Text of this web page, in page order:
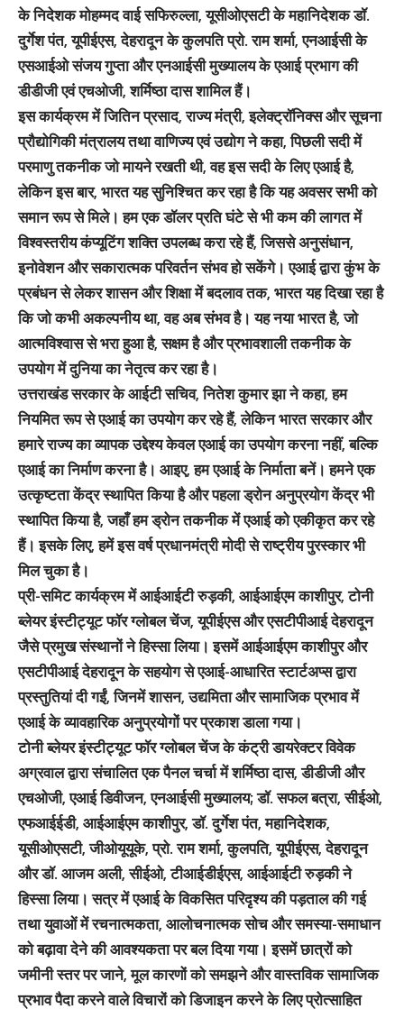
के निदेशक मोहम्मद वाई सफिरुल्ला, यूसीओएसटी के महानिदेशक डॉ.
दुर्गेश पंत, यूपीईएस, देहरादून के कुलपति प्रो. राम शर्मा, एनआईसी के
एसआईओ संजय गुप्ता और एनआईसी मुख्यालय के एआई प्रभाग की
डीडीजी एवं एचओजी, शर्मिष्ठा दास शामिल हैं।
इस कार्यक्रम में जितिन प्रसाद, राज्य मंत्री, इलेक्ट्रॉनिक्स और सूचना
प्रौद्योगिकी मंत्रालय तथा वाणिज्य एवं उद्योग ने कहा, पिछली सदी में
परमाणु तकनीक जो मायने रखती थी, वह इस सदी के लिए एआई है,
लेकिन इस बार, भारत यह सुनिश्चित कर रहा है कि यह अवसर सभी को
समान रूप से मिले। हम एक डॉलर प्रति घंटे से भी कम की लागत में
विश्वस्तरीय कंप्यूटिंग शक्ति उपलब्ध करा रहे हैं, जिससे अनुसंधान,
इनोवेशन और सकारात्मक परिवर्तन संभव हो सकेंगे। एआई द्वारा कुंभ के
प्रबंधन से लेकर शासन और शिक्षा में बदलाव तक, भारत यह दिखा रहा है
कि जो कभी अकल्पनीय था, वह अब संभव है। यह नया भारत है, जो
आत्मविश्वास से भरा हुआ है, सक्षम है और प्रभावशाली तकनीक के
उपयोग में दुनिया का नेतृत्व कर रहा है।
उत्तराखंड सरकार के आईटी सचिव, नितेश कुमार झा ने कहा, हम
नियमित रूप से एआई का उपयोग कर रहे हैं, लेकिन भारत सरकार और
हमारे राज्य का व्यापक उद्देश्य केवल एआई का उपयोग करना नहीं, बल्कि
एआई का निर्माण करना है। आइए, हम एआई के निर्माता बनें। हमने एक
उत्कृष्टता केंद्र स्थापित किया है और पहला ड्रोन अनुप्रयोग केंद्र भी
स्थापित किया है, जहाँ हम ड्रोन तकनीक में एआई को एकीकृत कर रहे
हैं। इसके लिए, हमें इस वर्ष प्रधानमंत्री मोदी से राष्ट्रीय पुरस्कार भी
मिल चुका है।
प्री-समिट कार्यक्रम में आईआईटी रुड़की, आईआईएम काशीपुर, टोनी
ब्लेयर इंस्टीट्यूट फॉर ग्लोबल चेंज, यूपीईएस और एसटीपीआई देहरादून
जैसे प्रमुख संस्थानों ने हिस्सा लिया। इसमें आईआईएम काशीपुर और
एसटीपीआई देहरादून के सहयोग से एआई-आधारित स्टार्टअप्स द्वारा
प्रस्तुतियां दी गईं, जिनमें शासन, उद्यमिता और सामाजिक प्रभाव में
एआई के व्यावहारिक अनुप्रयोगों पर प्रकाश डाला गया।
टोनी ब्लेयर इंस्टीट्यूट फॉर ग्लोबल चेंज के कंट्री डायरेक्टर विवेक
अग्रवाल द्वारा संचालित एक पैनल चर्चा में शर्मिष्ठा दास, डीडीजी और
एचओजी, एआई डिवीजन, एनआईसी मुख्यालय; डॉ. सफल बत्रा, सीईओ,
एफआईईडी, आईआईएम काशीपुर, डॉ. दुर्गेश पंत, महानिदेशक,
यूसीओएसटी, जीओयूयूके, प्रो. राम शर्मा, कुलपति, यूपीईएस, देहरादून
और डॉ. आजम अली, सीईओ, टीआईडीईएस, आईआईटी रुड़की ने
हिस्सा लिया। सत्र में एआई के विकसित परिदृश्य की पड़ताल की गई
तथा युवाओं में रचनात्मकता, आलोचनात्मक सोच और समस्या-समाधान
को बढ़ावा देने की आवश्यकता पर बल दिया गया। इसमें छात्रों को
जमीनी स्तर पर जाने, मूल कारणों को समझने और वास्तविक सामाजिक
प्रभाव पैदा करने वाले विचारों को डिजाइन करने के लिए प्रोत्साहित